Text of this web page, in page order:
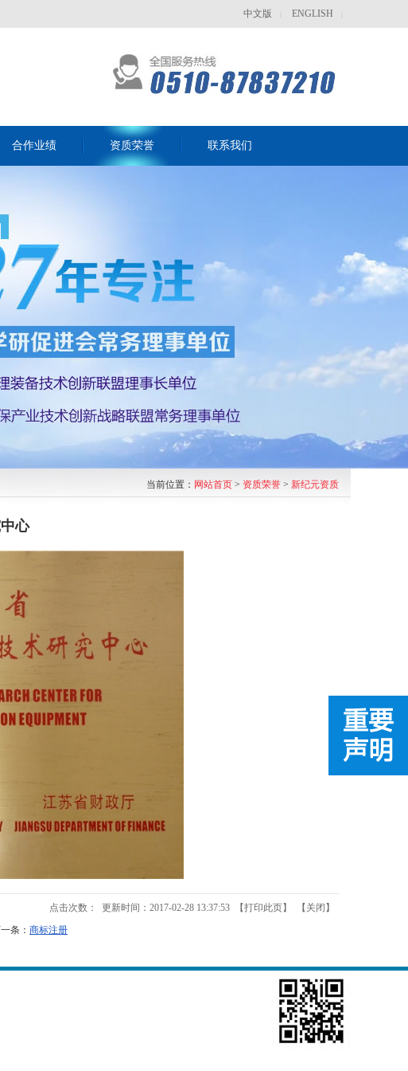
中文版 ENGLISH
合作业绩 资质荣誉 联系我们
当前位置： 网站首页 > 资质荣誉 > 新纪元资质
心
点击次数： 更新时间：2017-02-28 13:37:53 【打印此页】 【 关闭 】
条： 商标注册